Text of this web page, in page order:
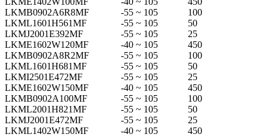
LKMB0902A6R8MF
-55 ~ 105
100
LKML1601H561MF
-55 ~ 105
50
LKMJ2001E392MF
-55 ~ 105
25
LKME1602W120MF
-40 ~ 105
450
LKMB0902A8R2MF
-55 ~ 105
100
LKML1601H681MF
-55 ~ 105
50
LKMI2501E472MF
-55 ~ 105
25
LKME1602W150MF
-40 ~ 105
450
LKMB0902A100MF
-55 ~ 105
100
LKML2001H821MF
-55 ~ 105
50
LKMJ2001E472MF
-55 ~ 105
25
LKML1402W150MF
-40 ~ 105
450